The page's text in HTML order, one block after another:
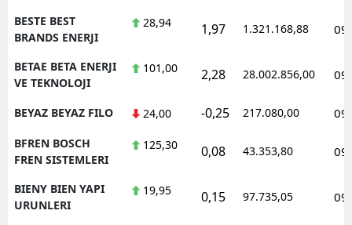
BESTE BEST
BRANDS ENERJI
28,94 1,97 1.321.168,88
BETAE BETA ENERJI
VE TEKNOLOJI
101,00 2,28 28.002.856,00
BEYAZ BEYAZ FILO 24,00 -0,25 217.080,00
BFREN BOSCH
FREN SISTEMLERI
125,30 0,08 43.353,80
BIENY BIEN YAPI
URUNLERI
19,95 0,15 97.735,05